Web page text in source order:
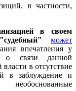
в частности,
в своем
может
впечатления у
о связи данной
в отсутствие
в заблуждение и